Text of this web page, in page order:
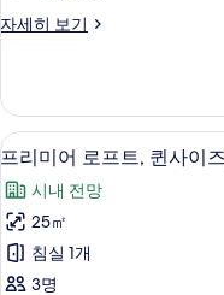
침
1
개
(Loft)
사
진
모
두
자세히 보기
스
퀸
사
이
침
대
개
(Loft)
프
리
미
어
로
12
프리미어 로프트, 퀸사이
시내 전망
25㎡
침실 1개
3명